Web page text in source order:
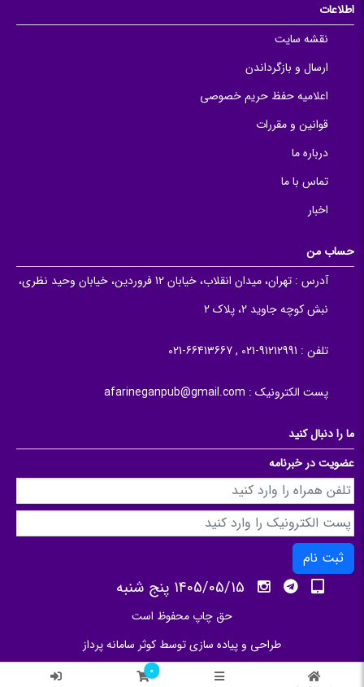
0
اطلاعات
نقشه سایت
ارسال و بازگرداندن
اعلامیه حفظ حریم خصوصی
قوانین و مقررات
درباره ما
تماس با ما
اخبار
حساب من
آدرس :
تهران، میدان انقلاب، خیابان 12 فروردین، خیابان وحید نظری،
نبش کوچه جاوید 2، پلاک 2
تلفن : 91212991-021 , 66413667-021
پست الکترونیک : afarineganpub@gmail.com
ما را دنبال کنید
عضویت در خبرنامه
ثبت نام
1405/05/15 پنج شنبه
حق چاپ محفوظ است
طراحی و پیاده سازی توسط کوثر سامانه پرداز